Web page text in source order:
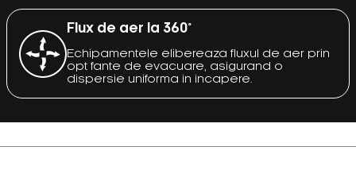
Flux de aer la 360°
Echipamentele elibereaza fluxul de aer prin
opt fante de evacuare, asigurand o
dispersie uniforma in incapere.